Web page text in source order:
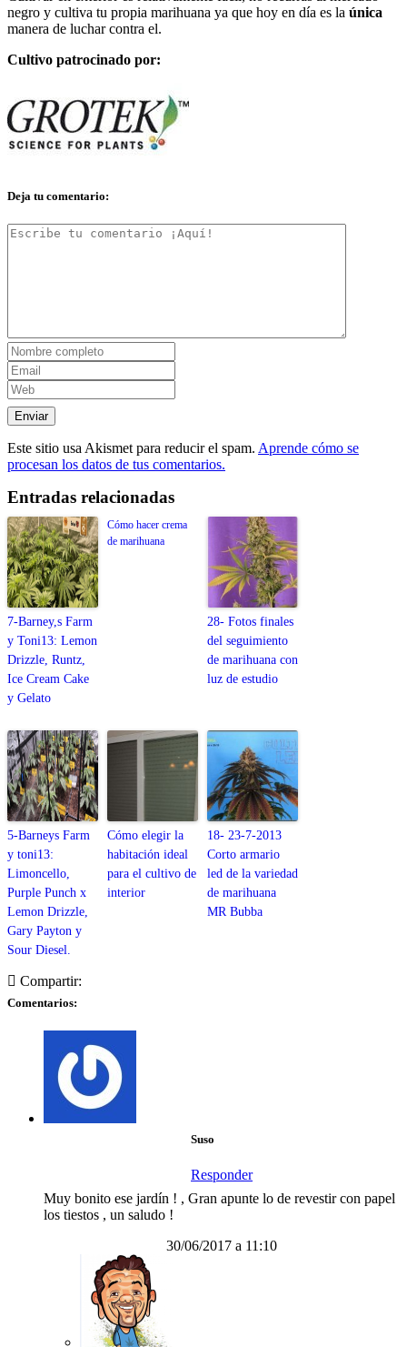
negro y cultiva tu propia marihuana ya que hoy en día es la única
manera de luchar contra el.
Cultivo patrocinado por:
Deja tu comentario:
Este sitio usa Akismet para reducir el spam. Aprende cómo se
procesan los datos de tus comentarios.
Entradas relacionadas
7-Barney,s Farm
y Toni13: Lemon
Drizzle, Runtz,
Ice Cream Cake
y Gelato
Cómo hacer crema
de marihuana
28- Fotos finales
del seguimiento
de marihuana con
luz de estudio
5-Barneys Farm
y toni13:
Limoncello,
Purple Punch x
Lemon Drizzle,
Gary Payton y
Sour Diesel.
Cómo elegir la
habitación ideal
para el cultivo de
interior
18- 23-7-2013
Corto armario
led de la variedad
de marihuana
MR Bubba
Compartir:
Comentarios:
Suso
Responder
Muy bonito ese jardín ! , Gran apunte lo de revestir con papel
los tiestos , un saludo !
30/06/2017 a 11:10